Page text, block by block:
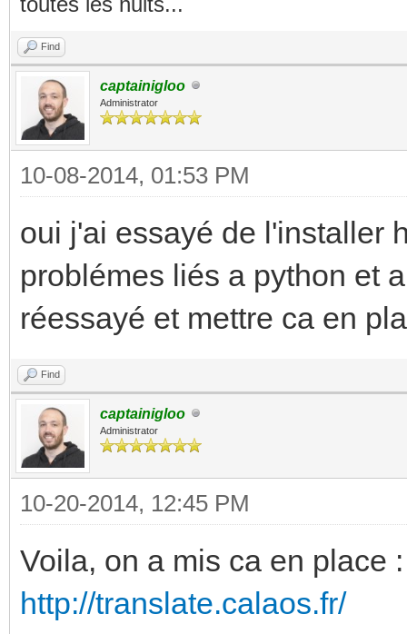
Find
captainigloo
Administrator
10-08-2014, 01:53 PM
oui j'ai essayé de l'installer
problémes liés a python et
réessayé et mettre ca en
Find
captainigloo
Administrator
10-20-2014, 12:45 PM
Voila, on a mis ca en place :
http://translate.calaos.fr/